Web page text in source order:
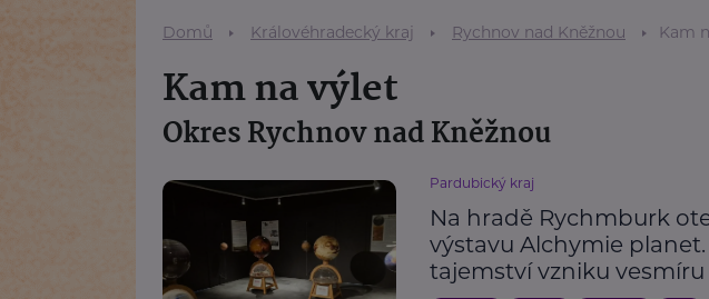
Domů Královéhradecký kraj Rychnov nad Kněžnou Kam
Kam na výlet
Okres Rychnov nad Kněžnou
Pardubický kraj
Na hradě Rychmburk
výstavu Alchymie
tajemství vzniku vesmíru